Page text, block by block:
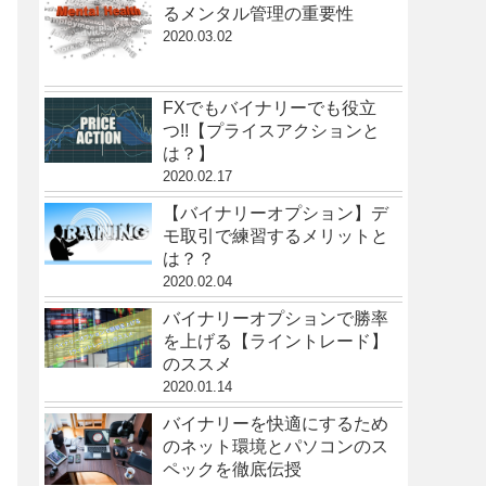
るメンタル管理の重要性
2020.03.02
FXでもバイナリーでも役立
つ!!【プライスアクションと
は？】
2020.02.17
【バイナリーオプション】デ
モ取引で練習するメリットと
は？？
2020.02.04
バイナリーオプションで勝率
を上げる【ライントレード】
のススメ
2020.01.14
バイナリーを快適にするため
のネット環境とパソコンのス
ペックを徹底伝授